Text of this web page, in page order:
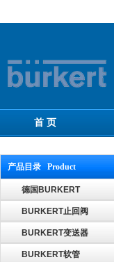
首 页
产品目录 Product
德国BURKERT
BURKERT止回阀
BURKERT变送器
BURKERT软管